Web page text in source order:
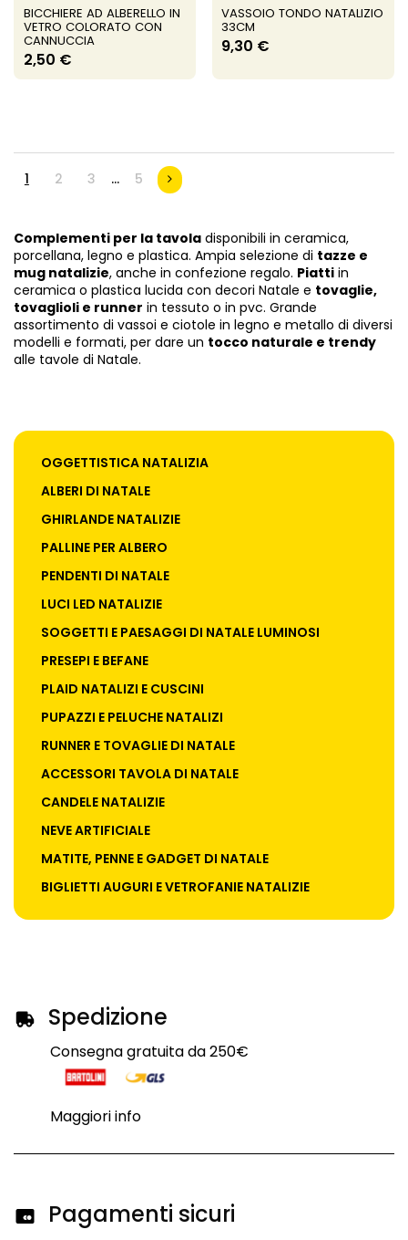
BICCHIERE AD ALBERELLO IN
VETRO COLORATO CON
CANNUCCIA
2,50 €
VASSOIO TONDO NATALIZIO
33CM
9,30 €
1 2 3 … 5
Complementi per la tavola disponibili in ceramica,
porcellana, legno e plastica. Ampia selezione di tazze e
mug natalizie, anche in confezione regalo. Piatti in
ceramica o plastica lucida con decori Natale e tovaglie,
tovaglioli e runner in tessuto o in pvc. Grande
assortimento di vassoi e ciotole in legno e metallo di diversi
modelli e formati, per dare un tocco naturale e trendy
alle tavole di Natale.
OGGETTISTICA NATALIZIA
ALBERI DI NATALE
GHIRLANDE NATALIZIE
PALLINE PER ALBERO
PENDENTI DI NATALE
LUCI LED NATALIZIE
SOGGETTI E PAESAGGI DI NATALE LUMINOSI
PRESEPI E BEFANE
PLAID NATALIZI E CUSCINI
PUPAZZI E PELUCHE NATALIZI
RUNNER E TOVAGLIE DI NATALE
ACCESSORI TAVOLA DI NATALE
CANDELE NATALIZIE
NEVE ARTIFICIALE
MATITE, PENNE E GADGET DI NATALE
BIGLIETTI AUGURI E VETROFANIE NATALIZIE
Spedizione
Consegna gratuita da 250€
Maggiori info
Pagamenti sicuri